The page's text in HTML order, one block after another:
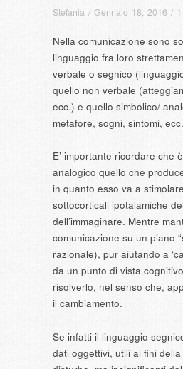
Stefania / Gennaio 18, 2016 /
Nella comunicazione sono
linguaggio fra loro
verbale o segnico
quello non verbale
ecc.) e quello simbolico/
metafore, sogni, sintomi,
E’ importante ricordare che
analogico quello che
in quanto esso va a
sottocorticali ipotalamiche
dell’immaginare. Mentre
comunicazione su un piano
razionale), pur aiutando a
da un punto di vista
risolverlo, nel senso che,
il cambiamento.
Se infatti il linguaggio
dati oggettivi, utili ai fini